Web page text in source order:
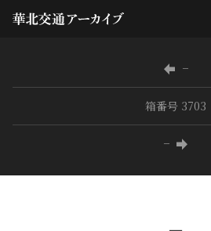
−
箱番号 3703
−